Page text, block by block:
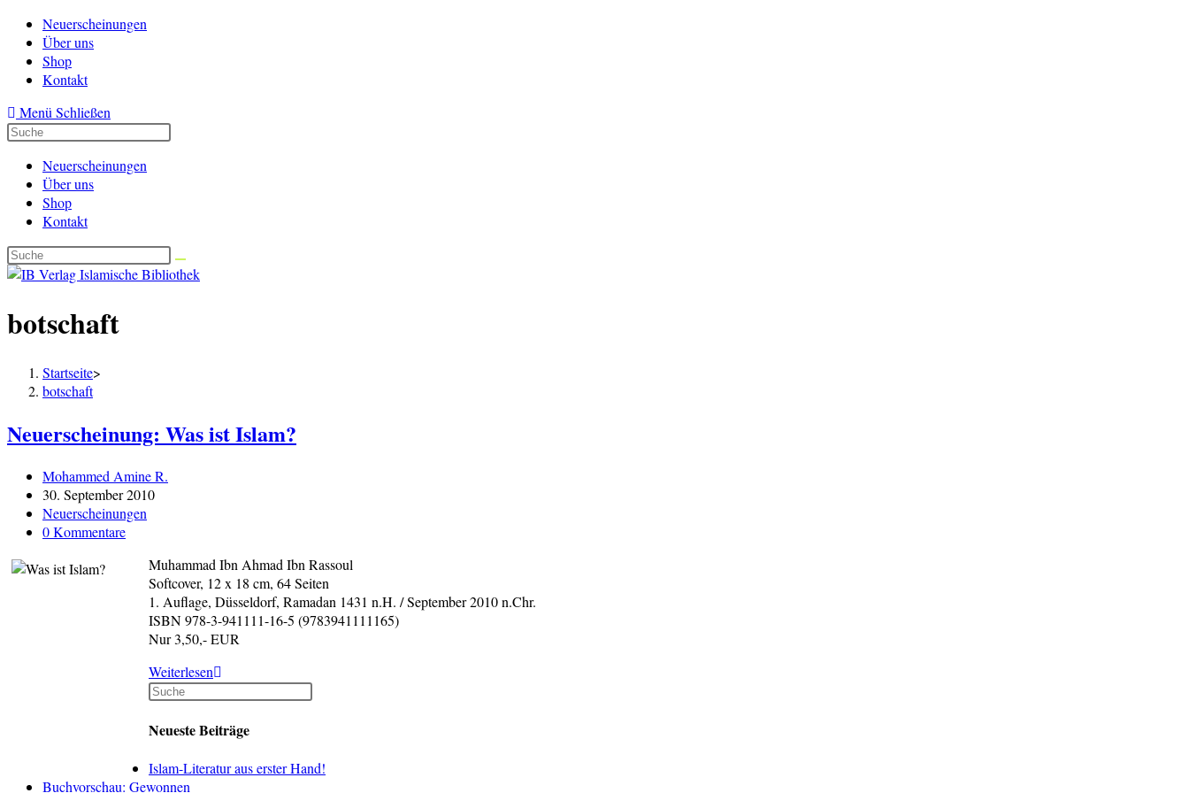
Zum
Inhalt
springen
Neuerscheinungen
Über uns
Shop
Kontakt
Menü Schließen
Neuerscheinungen
Über uns
Shop
Kontakt
botschaft
Startseite>
botschaft
Neuerscheinung: Was ist Islam?
Beitrags-
Autor:
Mohammed Amine R.
Beitrag
veröffentlicht:
30. September 2010
Beitrags-
Kategorie:
Neuerscheinungen
Beitrags-
0 Kommentare
Muhammad Ibn Ahmad Ibn Rassoul
Softcover, 12 x 18 cm, 64 Seiten
1. Auflage, Düsseldorf, Ramadan 1431 n.H. / September 2010 n.Chr.
ISBN 978-3-941111-16-5 (9783941111165)
Nur 3,50,- EUR
WeiterlesenNeuerscheinung:
Was
ist
Islam?
Neueste Beiträge
Islam-Literatur aus erster Hand!
Buchvorschau: Gewonnen